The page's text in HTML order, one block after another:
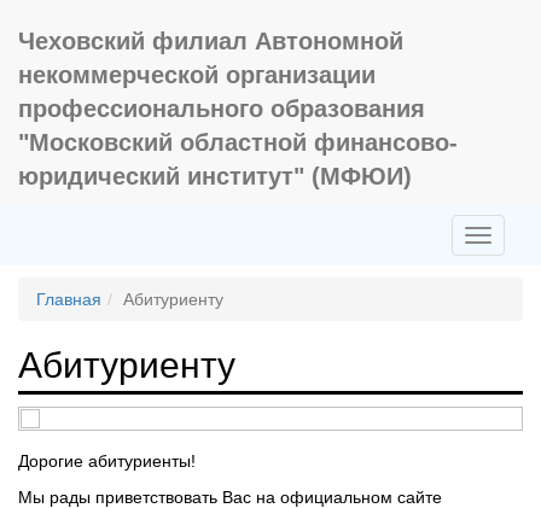
Чеховский филиал Автономной
некоммерческой организации
профессионального образования
"Московский областной финансово-
юридический институт" (МФЮИ)
Toggle
Главная
Абитуриенту
Абитуриенту
Дорогие абитуриенты!
Мы рады приветствовать Вас на официальном сайте